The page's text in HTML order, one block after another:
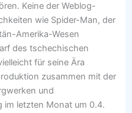
Keine der Weblog-
wie Spider-Man, der
Amerika-Wesen
des tschechischen
für seine Ära
zusammen mit der
und
im letzten Monat um 0.4.